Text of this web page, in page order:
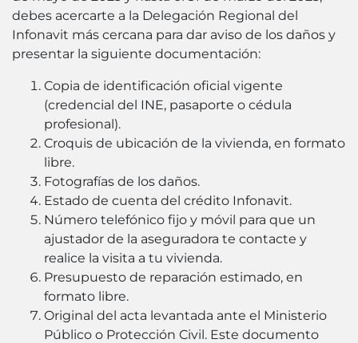
debes acercarte a la Delegación Regional del
Infonavit más cercana para dar aviso de los daños y
presentar la siguiente documentación:
Copia de identificación oficial vigente
(credencial del INE, pasaporte o cédula
profesional).
Croquis de ubicación de la vivienda, en formato
libre.
Fotografías de los daños.
Estado de cuenta del crédito Infonavit.
Número telefónico fijo y móvil para que un
ajustador de la aseguradora te contacte y
realice la visita a tu vivienda.
Presupuesto de reparación estimado, en
formato libre.
Original del acta levantada ante el Ministerio
Público o Protección Civil. Este documento